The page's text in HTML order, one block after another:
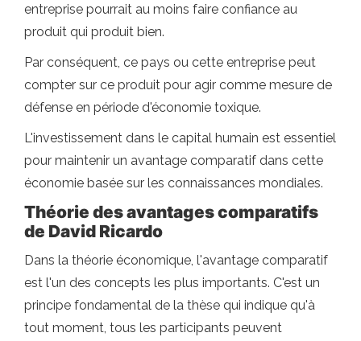
entreprise pourrait au moins faire confiance au
produit qui produit bien.
Par conséquent, ce pays ou cette entreprise peut
compter sur ce produit pour agir comme mesure de
défense en période d'économie toxique.
L'investissement dans le capital humain est essentiel
pour maintenir un avantage comparatif dans cette
économie basée sur les connaissances mondiales.
Théorie des avantages comparatifs
de David Ricardo
Dans la théorie économique, l'avantage comparatif
est l'un des concepts les plus importants. C'est un
principe fondamental de la thèse qui indique qu'à
tout moment, tous les participants peuvent